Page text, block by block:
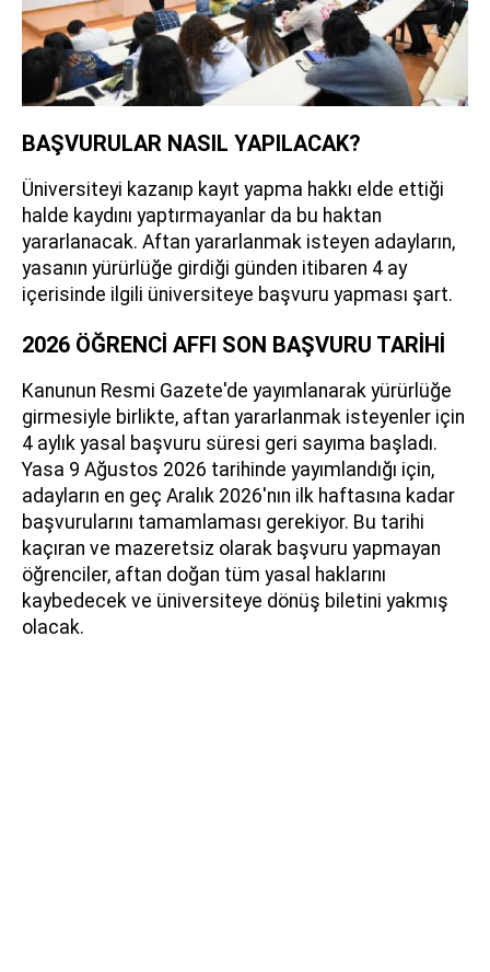
BAŞVURULAR NASIL YAPILACAK?
Üniversiteyi kazanıp kayıt yapma hakkı elde ettiği
halde kaydını yaptırmayanlar da bu haktan
yararlanacak. Aftan yararlanmak isteyen adayların,
yasanın yürürlüğe girdiği günden itibaren 4 ay
içerisinde ilgili üniversiteye başvuru yapması şart.
2026 ÖĞRENCİ AFFI SON BAŞVURU TARİHİ
Kanunun Resmi Gazete'de yayımlanarak yürürlüğe
girmesiyle birlikte, aftan yararlanmak isteyenler için
4 aylık yasal başvuru süresi geri sayıma başladı.
Yasa 9 Ağustos 2026 tarihinde yayımlandığı için,
adayların en geç Aralık 2026'nın ilk haftasına kadar
başvurularını tamamlaması gerekiyor. Bu tarihi
kaçıran ve mazeretsiz olarak başvuru yapmayan
öğrenciler, aftan doğan tüm yasal haklarını
kaybedecek ve üniversiteye dönüş biletini yakmış
olacak.